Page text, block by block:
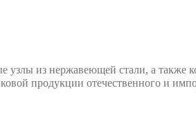
из нержавеющей стали, а
отечественного и